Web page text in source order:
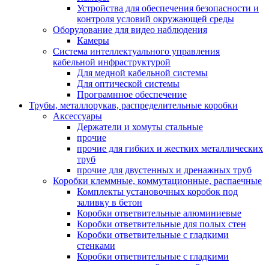
Устройства для обеспечения безопасности и
контроля условий окружающей среды
Оборудование для видео наблюдения
Камеры
Система интеллектуального управления
кабельной инфраструктурой
Для медной кабельной системы
Для оптической системы
Програмнное обеспечение
Трубы, металлорукав, распределительные коробки
Аксессуары
Держатели и хомуты стальные
прочие
прочие для гибких и жестких металлических
труб
прочие для двустенных и дренажных труб
Коробки клеммные, коммутационные, распаечные
Комплекты установочных коробок под
заливку в бетон
Коробки ответвительные алюминиевые
Коробки ответвительные для полых стен
Коробки ответвительные с гладкими
стенками
Коробки ответвительные с гладкими